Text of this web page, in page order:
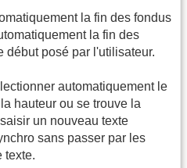
la fin des fondus
la fin des
début posé par l'utilisateur.
automatiquement le
hauteur ou se trouve la
un nouveau texte
sans passer par les
texte.